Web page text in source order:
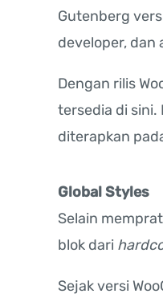
Gutenberg
developer,
Dengan rilis
tersedia di
diterapkan
Global Styles
Selain
blok dari
Sejak versi